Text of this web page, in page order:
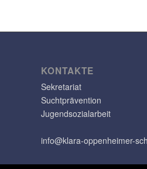
KONTAKTE
Sekretariat
Suchtprävention
Jugendsozialarbeit
info@klara-oppenheimer-